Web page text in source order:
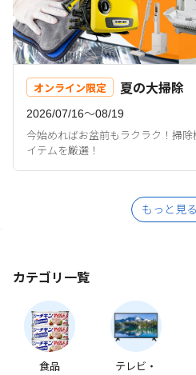
オンライン限定 夏の大掃除
2026/07/16〜08/19
今始めればお盆前もラクラク！掃
イテムを厳選！
もっと見る
カテゴリ一覧
食品
テレビ・